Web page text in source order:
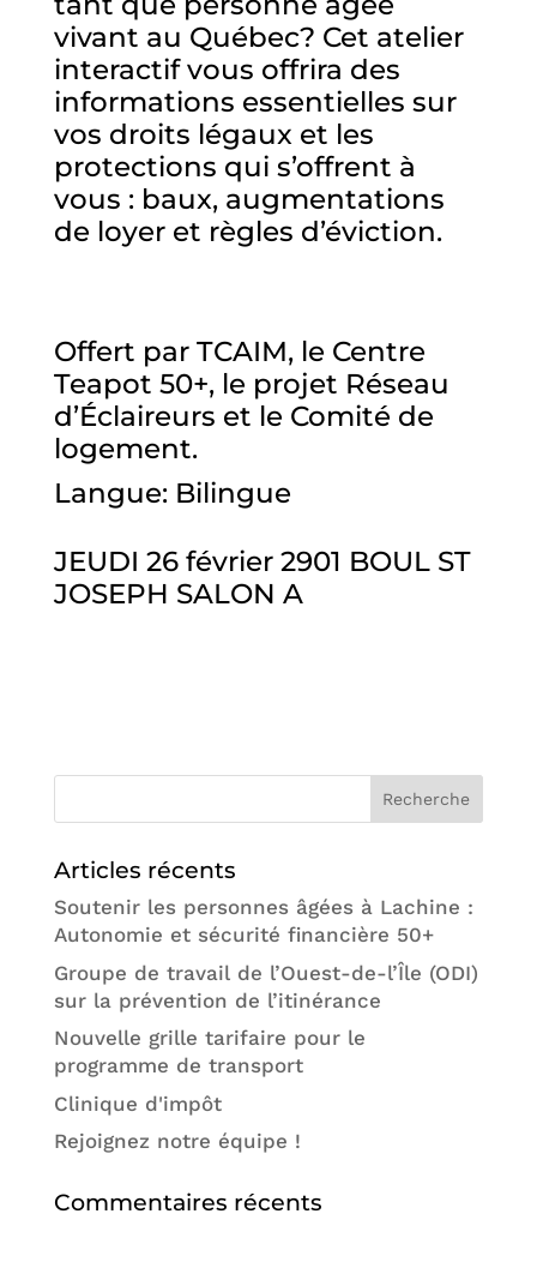
vivant au Québec? Cet atelier
interactif vous offrira des
informations essentielles sur
vos droits légaux et les
protections qui s’offrent à
vous : baux, augmentations
de loyer et règles d’éviction.
Offert par TCAIM, le Centre
Teapot 50+, le projet Réseau
d’Éclaireurs et le Comité de
logement.
Langue: Bilingue
JEUDI 26 février 2901 BOUL ST
JOSEPH SALON A
Articles récents
Soutenir les personnes âgées à Lachine :
Autonomie et sécurité financière 50+
Groupe de travail de l’Ouest-de-l’Île (ODI)
sur la prévention de l’itinérance
Nouvelle grille tarifaire pour le
programme de transport
Clinique d'impôt
Rejoignez notre équipe !
Commentaires récents